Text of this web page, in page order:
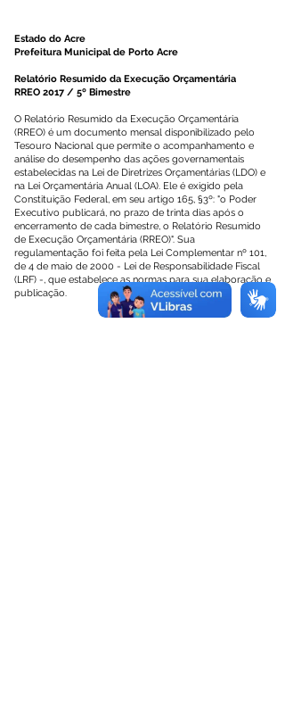
Estado do Acre
Prefeitura Municipal de Porto Acre
Relatório Resumido da Execução Orçamentária
RREO 2017 / 5º Bimestre
O Relatório Resumido da Execução Orçamentária
(RREO) é um documento mensal disponibilizado pelo
Tesouro Nacional que permite o acompanhamento e
análise do desempenho das ações governamentais
estabelecidas na Lei de Diretrizes Orçamentárias (LDO) e
na Lei Orçamentária Anual (LOA). Ele é exigido pela
Constituição Federal, em seu artigo 165, §3º: "o Poder
Executivo publicará, no prazo de trinta dias após o
encerramento de cada bimestre, o Relatório Resumido
de Execução Orçamentária (RREO)". Sua
regulamentação foi feita pela Lei Complementar nº 101,
de 4 de maio de 2000 - Lei de Responsabilidade Fiscal
(LRF) -, que estabelece as normas para sua elaboração e
publicação.